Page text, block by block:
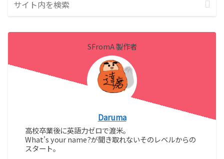
SFromA 製作者
Daruma
高校卒業後に英語力ゼロで渡米。
What's your name?が聞き取れないそのレベルからの
スタート。